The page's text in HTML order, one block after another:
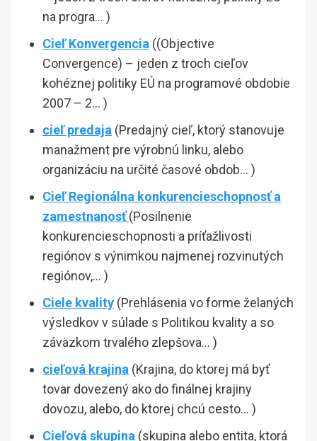
na progra… )
Cieľ Konvergencia ((Objective
Convergence) – jeden z troch cieľov
kohéznej politiky EÚ na programové obdobie
2007 – 2… )
cieľ predaja (Predajný cieľ, ktorý stanovuje
manažment pre výrobnú linku, alebo
organizáciu na určité časové obdob… )
Cieľ Regionálna konkurencieschopnosť a
zamestnanosť(Posilnenie
konkurencieschopnosti a príťažlivosti
regiónov s výnimkou najmenej rozvinutých
regiónov,… )
Ciele kvality (Prehlásenia vo forme želaných
výsledkov v súlade s Politikou kvality a so
záväzkom trvalého zlepšova… )
cieľová krajina (Krajina, do ktorej má byť
tovar dovezený ako do finálnej krajiny
dovozu, alebo, do ktorej chcú cesto… )
Cieľová skupina (skupina alebo entita, ktorá